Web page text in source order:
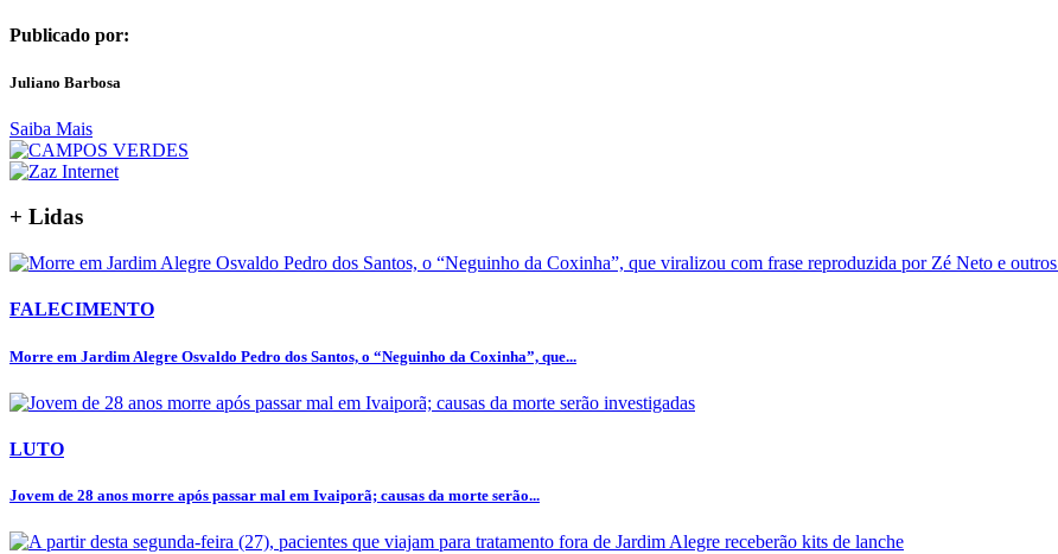
Publicado por:
Juliano Barbosa
Saiba Mais
+ Lidas
FALECIMENTO
Morre em Jardim Alegre Osvaldo Pedro dos Santos, o “Neguinho da Coxinha”, que...
LUTO
Jovem de 28 anos morre após passar mal em Ivaiporã; causas da morte serão...